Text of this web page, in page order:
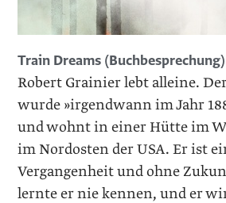
Train Dreams (Buchbesprechung)
Robert Grainier lebt alleine.
wurde »irgendwann im Jahr
und wohnt in einer Hütte im
im Nordosten der USA. Er ist
Vergangenheit und ohne
lernte er nie kennen, und er